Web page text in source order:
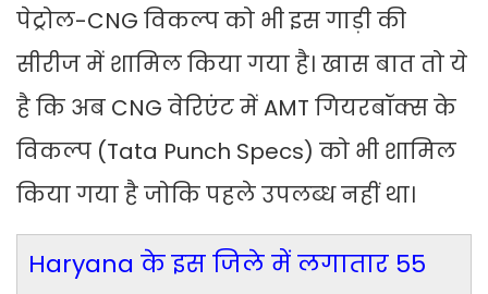
पेट्रोल-CNG विकल्प को भी इस गाड़ी की
सीरीज में शामिल किया गया है। खास बात तो ये
है कि अब CNG वेरिएंट में AMT गियरबॉक्स के
विकल्प (Tata Punch Specs) को भी शामिल
किया गया है जोकि पहले उपलब्ध नहीं था।
Haryana के इस जिले में लगातार 55